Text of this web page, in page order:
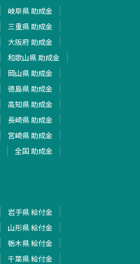
岐阜県 助成金
三重県 助成金
大阪府 助成金
和歌山県 助成金
岡山県 助成金
徳島県 助成金
高知県 助成金
長崎県 助成金
宮崎県 助成金
全国 助成金
岩手県 給付金
山形県 給付金
栃木県 給付金
千葉県 給付金